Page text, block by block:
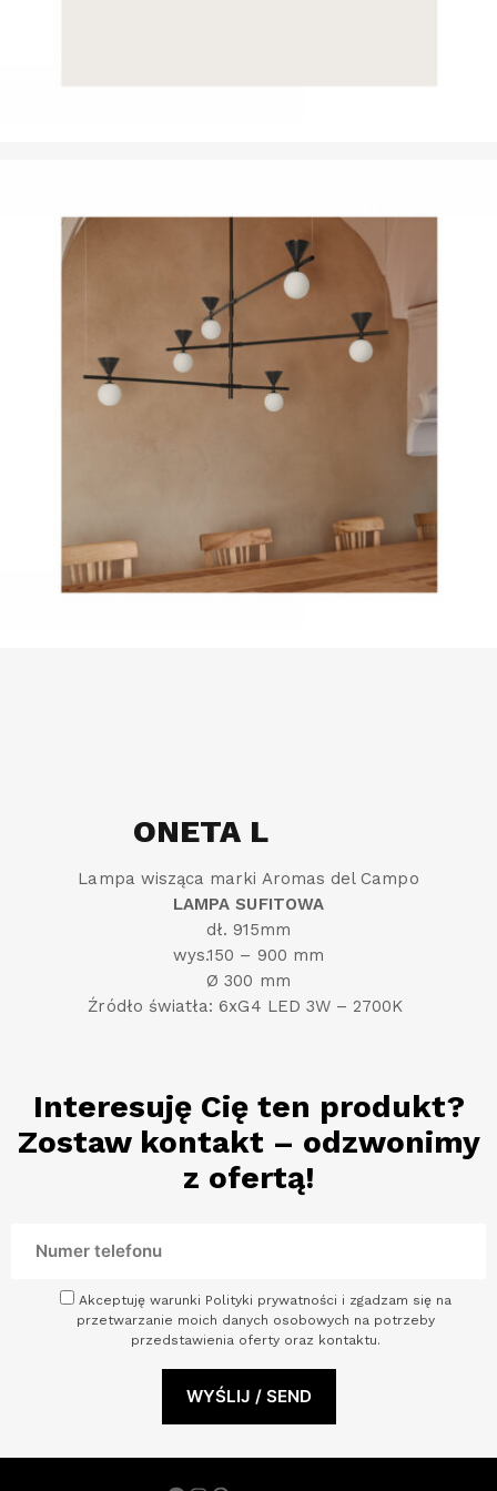
ONETA L
Lampa wisząca marki Aromas del Campo
LAMPA SUFITOWA
dł. 915mm
wys.150 – 900 mm
Ø 300 mm
Źródło światła: 6xG4 LED 3W – 2700K
Interesuję Cię ten produkt?
Zostaw kontakt – odzwonimy
z ofertą!
Akceptuję warunki Polityki prywatności i zgadzam się na
przetwarzanie moich danych osobowych na potrzeby
przedstawienia oferty oraz kontaktu.